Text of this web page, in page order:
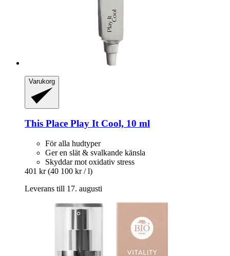
Varukorg
This Place Play It Cool, 10 ml
För alla hudtyper
Ger en slät & svalkande känsla
Skyddar mot oxidativ stress
401 kr (40 100 kr / l)
Leverans till 17. augusti